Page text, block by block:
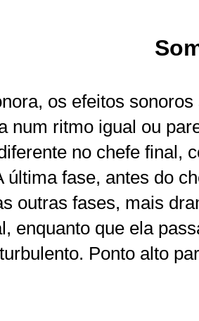
os efeitos
num ritmo igual ou
no chefe final,
última fase, antes do
outras fases, mais
enquanto que ela
Ponto alto